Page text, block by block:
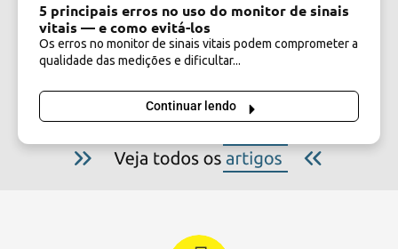
5 principais erros no uso do monitor de sinais
vitais — e como evitá-los
Os erros no monitor de sinais vitais podem comprometer a
qualidade das medições e dificultar...
Continuar lendo